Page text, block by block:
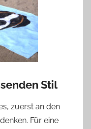
Stil
zuerst an den
Für eine